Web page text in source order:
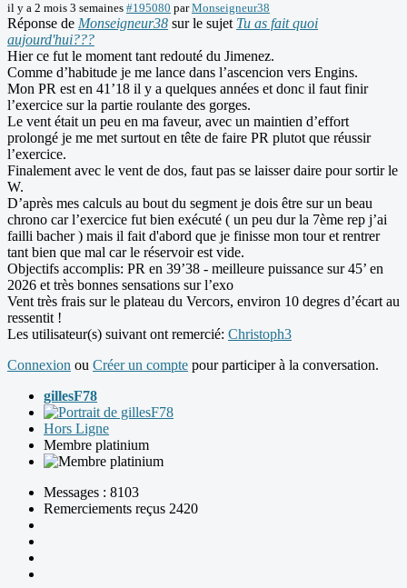
il y a 2 mois 3 semaines #195080 parMonseigneur38
Réponse de Monseigneur38 sur le sujet Tu as fait quoi
aujourd'hui???
Hier ce fut le moment tant redouté du Jimenez.
Comme d’habitude je me lance dans l’ascencion vers Engins.
Mon PR est en 41’18 il y a quelques années et donc il faut finir
l’exercice sur la partie roulante des gorges.
Le vent était un peu en ma faveur, avec un maintien d’effort
prolongé je me met surtout en tête de faire PR plutot que réussir
l’exercice.
Finalement avec le vent de dos, faut pas se laisser daire pour sortir le
W.
D’après mes calculs au bout du segment je dois être sur un beau
chrono car l’exercice fut bien exécuté ( un peu dur la 7ème rep j’ai
failli bacher ) mais il fait d'abord que je finisse mon tour et rentrer
tant bien que mal car le réservoir est vide.
Objectifs accomplis: PR en 39’38 - meilleure puissance sur 45’ en
2026 et très bonnes sensations sur l’exo
Vent très frais sur le plateau du Vercors, environ 10 degres d’écart au
ressentit !
Les utilisateur(s) suivant ont remercié: Christoph3
Connexion ou Créer un compte pour participer à la conversation.
gillesF78
Hors Ligne
Membre platinium
Messages : 8103
Remerciements reçus 2420